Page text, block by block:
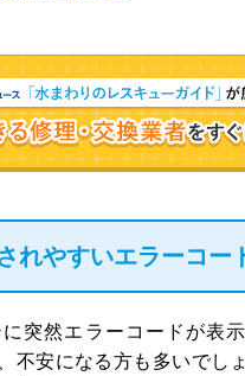
れやすいエラーコー
突然エラーコードが表
不安になる方も多いでし